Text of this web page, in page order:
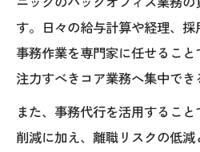
す。日々の給与計算や経理、
事務作業を専門家に任せるこ
注力すべきコア業務へ集中でき
また、事務代行を活用するこ
削減に加え、離職リスクの低